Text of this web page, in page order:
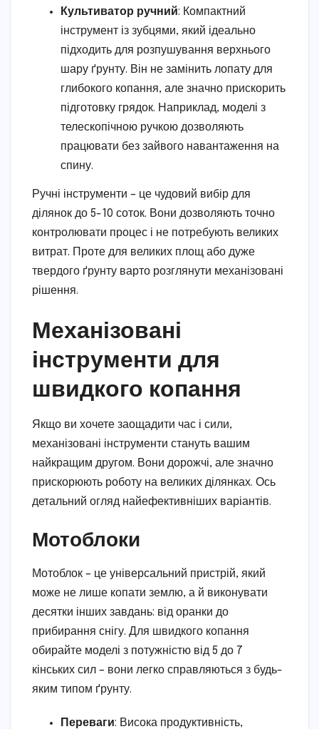
Культиватор ручний: Компактний
інструмент із зубцями, який ідеально
підходить для розпушування верхнього
шару ґрунту. Він не замінить лопату для
глибокого копання, але значно прискорить
підготовку грядок. Наприклад, моделі з
телескопічною ручкою дозволяють
працювати без зайвого навантаження на
спину.
Ручні інструменти – це чудовий вибір для
ділянок до 5-10 соток. Вони дозволяють точно
контролювати процес і не потребують великих
витрат. Проте для великих площ або дуже
твердого ґрунту варто розглянути механізовані
рішення.
Механізовані
інструменти для
швидкого копання
Якщо ви хочете заощадити час і сили,
механізовані інструменти стануть вашим
найкращим другом. Вони дорожчі, але значно
прискорюють роботу на великих ділянках. Ось
детальний огляд найефективніших варіантів.
Мотоблоки
Мотоблок – це універсальний пристрій, який
може не лише копати землю, а й виконувати
десятки інших завдань: від оранки до
прибирання снігу. Для швидкого копання
обирайте моделі з потужністю від 5 до 7
кінських сил – вони легко справляються з будь-
яким типом ґрунту.
Переваги: Висока продуктивність,